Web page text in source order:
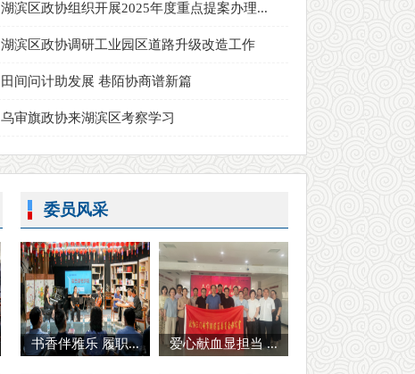
湖滨区政协组织开展2025年度重点提案办理...
湖滨区政协调研工业园区道路升级改造工作
田间问计助发展 巷陌协商谱新篇
乌审旗政协来湖滨区考察学习
委员风采
书香伴雅乐 履职... 爱心献血显担当 ...